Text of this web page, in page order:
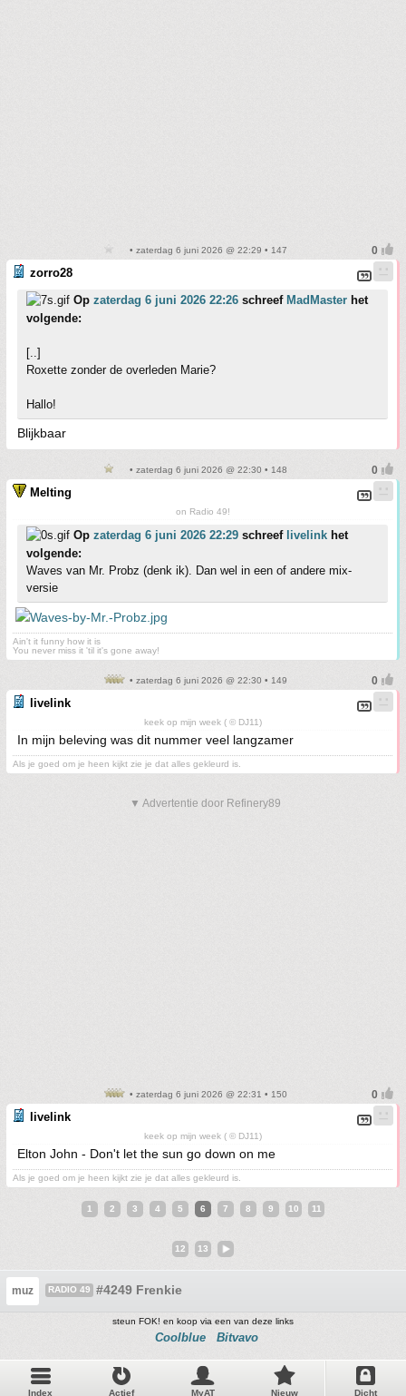
• zaterdag 6 juni 2026 @ 22:29 • 147
zorro28
Op zaterdag 6 juni 2026 22:26 schreef MadMaster het
volgende:
[..]
Roxette zonder de overleden Marie?
Hallo!
Blijkbaar
• zaterdag 6 juni 2026 @ 22:30 • 148
Melting
on Radio 49!
Op zaterdag 6 juni 2026 22:29 schreef livelink het
volgende:
Waves van Mr. Probz (denk ik). Dan wel in een of andere mix-
versie
Ain't it funny how it is
You never miss it 'til it's gone away!
• zaterdag 6 juni 2026 @ 22:30 • 149
livelink
keek op mijn week ( © DJ11)
In mijn beleving was dit nummer veel langzamer
Als je goed om je heen kijkt zie je dat alles gekleurd is.
▼ Advertentie door Refinery89
• zaterdag 6 juni 2026 @ 22:31 • 150
livelink
keek op mijn week ( © DJ11)
Elton John - Don't let the sun go down on me
Als je goed om je heen kijkt zie je dat alles gekleurd is.
1 2 3 4 5 6 7 8 9 10 11
12 13
muz RADIO 49 #4249 Frenkie
steun FOK! en koop via een van deze links
Coolblue Bitvavo
Index Actief MyAT Nieuw Dicht